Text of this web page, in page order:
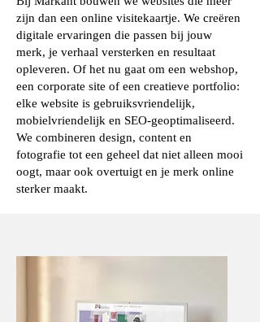
zijn dan een online visitekaartje. We creëren
digitale ervaringen die passen bij jouw
merk, je verhaal versterken en resultaat
opleveren. Of het nu gaat om een webshop,
een corporate site of een creatieve portfolio:
elke website is gebruiksvriendelijk,
mobielvriendelijk en SEO-geoptimaliseerd.
We combineren design, content en
fotografie tot een geheel dat niet alleen mooi
oogt, maar ook overtuigt en je merk online
sterker maakt.